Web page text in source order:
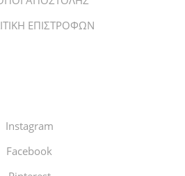
ΕΠΙΣΤΡΟΦΩΝ
Instagram
Facebook